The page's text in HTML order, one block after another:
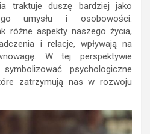
traktuje duszę bardziej jako
umysłu i osobowości.
różne aspekty naszego życia,
i relacje, wpływają na
W tej perspektywie
psychologiczne
zatrzymują nas w rozwoju